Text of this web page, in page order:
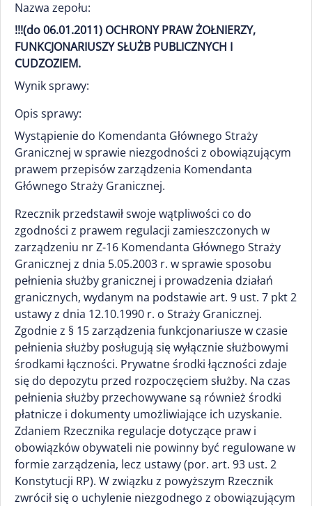
Nazwa zepołu:
!!!(do 06.01.2011) OCHRONY PRAW ŻOŁNIERZY,
FUNKCJONARIUSZY SŁUŻB PUBLICZNYCH I
CUDZOZIEM.
Wynik sprawy:
Opis sprawy:
Wystąpienie do Komendanta Głównego Straży
Granicznej w sprawie niezgodności z obowiązującym
prawem przepisów zarządzenia Komendanta
Głównego Straży Granicznej.
Rzecznik przedstawił swoje wątpliwości co do
zgodności z prawem regulacji zamieszczonych w
zarządzeniu nr Z-16 Komendanta Głównego Straży
Granicznej z dnia 5.05.2003 r. w sprawie sposobu
pełnienia służby granicznej i prowadzenia działań
granicznych, wydanym na podstawie art. 9 ust. 7 pkt 2
ustawy z dnia 12.10.1990 r. o Straży Granicznej.
Zgodnie z § 15 zarządzenia funkcjonariusze w czasie
pełnienia służby posługują się wyłącznie służbowymi
środkami łączności. Prywatne środki łączności zdaje
się do depozytu przed rozpoczęciem służby. Na czas
pełnienia służby przechowywane są również środki
płatnicze i dokumenty umożliwiające ich uzyskanie.
Zdaniem Rzecznika regulacje dotyczące praw i
obowiązków obywateli nie powinny być regulowane w
formie zarządzenia, lecz ustawy (por. art. 93 ust. 2
Konstytucji RP). W związku z powyższym Rzecznik
zwrócił się o uchylenie niezgodnego z obowiązującym